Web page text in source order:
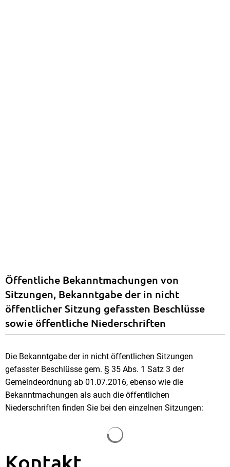
Öffentliche Bekanntmachungen von
Sitzungen, Bekanntgabe der in nicht
öffentlicher Sitzung gefassten Beschlüsse
sowie öffentliche Niederschriften
Die Bekanntgabe der in nicht öffentlichen Sitzungen
gefasster Beschlüsse gem. § 35 Abs. 1 Satz 3 der
Gemeindeordnung ab 01.07.2016, ebenso wie die
Bekanntmachungen als auch die öffentlichen
Niederschriften finden Sie bei den einzelnen Sitzungen: